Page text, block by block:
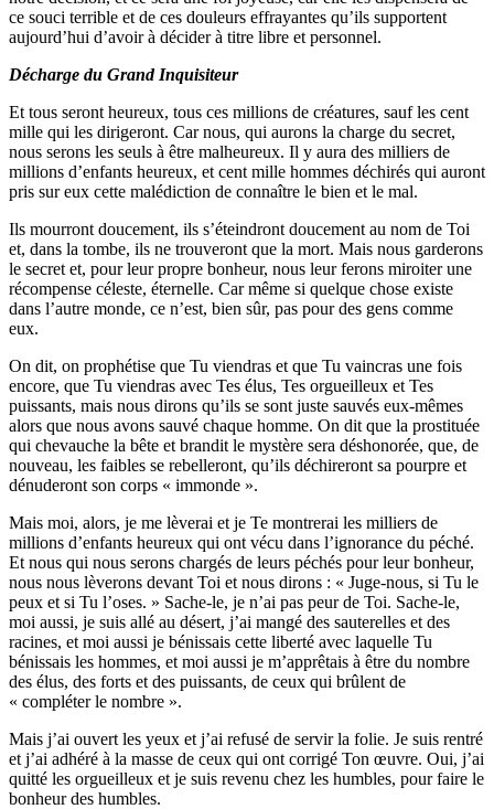
ce souci terrible et de ces douleurs effrayantes qu’ils supportent
aujourd’hui d’avoir à décider à titre libre et personnel.
Décharge du Grand Inquisiteur
Et tous seront heureux, tous ces millions de créatures, sauf les cent
mille qui les dirigeront. Car nous, qui aurons la charge du secret,
nous serons les seuls à être malheureux. Il y aura des milliers de
millions d’enfants heureux, et cent mille hommes déchirés qui auront
pris sur eux cette malédiction de connaître le bien et le mal.
Ils mourront doucement, ils s’éteindront doucement au nom de Toi
et, dans la tombe, ils ne trouveront que la mort. Mais nous garderons
le secret et, pour leur propre bonheur, nous leur ferons miroiter une
récompense céleste, éternelle. Car même si quelque chose existe
dans l’autre monde, ce n’est, bien sûr, pas pour des gens comme
eux.
On dit, on prophétise que Tu viendras et que Tu vaincras une fois
encore, que Tu viendras avec Tes élus, Tes orgueilleux et Tes
puissants, mais nous dirons qu’ils se sont juste sauvés eux-mêmes
alors que nous avons sauvé chaque homme. On dit que la prostituée
qui chevauche la bête et brandit le mystère sera déshonorée, que, de
nouveau, les faibles se rebelleront, qu’ils déchireront sa pourpre et
dénuderont son corps « immonde ».
Mais moi, alors, je me lèverai et je Te montrerai les milliers de
millions d’enfants heureux qui ont vécu dans l’ignorance du péché.
Et nous qui nous serons chargés de leurs péchés pour leur bonheur,
nous nous lèverons devant Toi et nous dirons : « Juge-nous, si Tu le
peux et si Tu l’oses. » Sache-le, je n’ai pas peur de Toi. Sache-le,
moi aussi, je suis allé au désert, j’ai mangé des sauterelles et des
racines, et moi aussi je bénissais cette liberté avec laquelle Tu
bénissais les hommes, et moi aussi je m’apprêtais à être du nombre
des élus, des forts et des puissants, de ceux qui brûlent de
« compléter le nombre ».
Mais j’ai ouvert les yeux et j’ai refusé de servir la folie. Je suis rentré
et j’ai adhéré à la masse de ceux qui ont corrigé Ton œuvre. Oui, j’ai
quitté les orgueilleux et je suis revenu chez les humbles, pour faire le
bonheur des humbles.